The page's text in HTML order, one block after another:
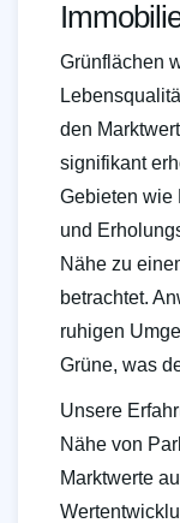
Grünflächen
den
signifikant
Gebieten wie
und
Nähe zu
betrachtet.
ruhigen
Grüne, was
Unsere
Nähe von
Marktwerte